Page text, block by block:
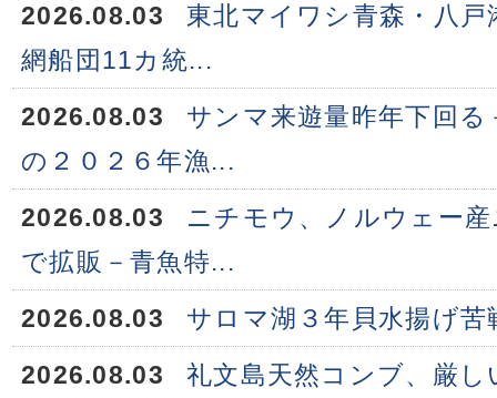
2026.08.03
東北マイワシ青森・八
網船団11カ統...
2026.08.03
サンマ来遊量昨年下回
の２０２６年漁...
2026.08.03
ニチモウ、ノルウェー
で拡販－青魚特...
2026.08.03
サロマ湖３年貝水揚げ苦
2026.08.03
礼文島天然コンブ、厳し